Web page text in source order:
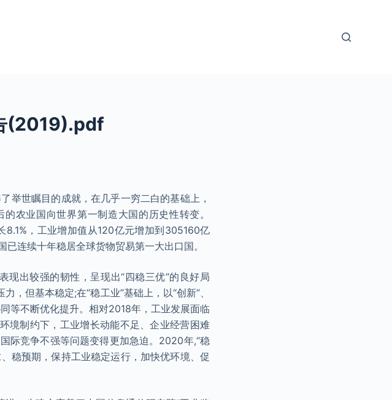
(2019).pdf
举世瞩目的成就，在几乎一穷二白的基础上，
农业国向世界第一制造大国的历史性转变。
，工业增加值从120亿元增加到305160亿
连续十年稳居全球货物贸易第一大出口国。
出较强的韧性，呈现出“四稳三优”的良好局
，但基本稳定;在“稳工业”基础上，以“创新”、
等不断优化提升。相对2018年，工业发展面临
境制约下，工业增长动能不足、企业经营困难
际竞争不强等问题变得更加急迫。2020年,“稳
稳预期，保持工业稳定运行，加快优环境、促